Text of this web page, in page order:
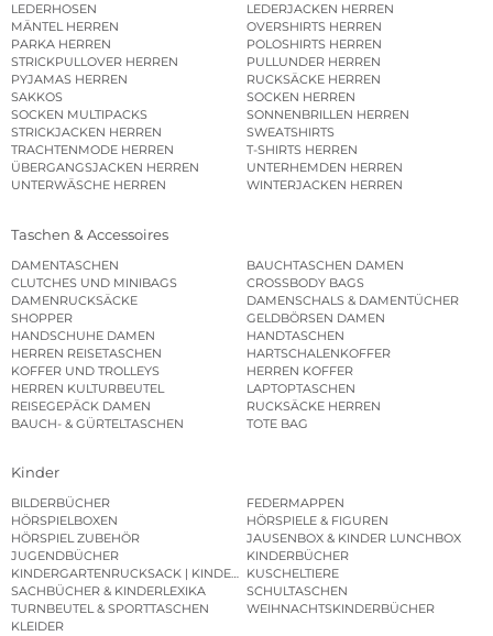
LEDERHOSEN
LEDERJACKEN HERREN
MÄNTEL HERREN
OVERSHIRTS HERREN
PARKA HERREN
POLOSHIRTS HERREN
STRICKPULLOVER HERREN
PULLUNDER HERREN
PYJAMAS HERREN
RUCKSÄCKE HERREN
SAKKOS
SOCKEN HERREN
SOCKEN MULTIPACKS
SONNENBRILLEN HERREN
STRICKJACKEN HERREN
SWEATSHIRTS
TRACHTENMODE HERREN
T-SHIRTS HERREN
ÜBERGANGSJACKEN HERREN
UNTERHEMDEN HERREN
UNTERWÄSCHE HERREN
WINTERJACKEN HERREN
Taschen & Accessoires
DAMENTASCHEN
BAUCHTASCHEN DAMEN
CLUTCHES UND MINIBAGS
CROSSBODY BAGS
DAMENRUCKSÄCKE
DAMENSCHALS & DAMENTÜCHER
SHOPPER
GELDBÖRSEN DAMEN
HANDSCHUHE DAMEN
HANDTASCHEN
HERREN REISETASCHEN
HARTSCHALENKOFFER
KOFFER UND TROLLEYS
HERREN KOFFER
HERREN KULTURBEUTEL
LAPTOPTASCHEN
REISEGEPÄCK DAMEN
RUCKSÄCKE HERREN
BAUCH- & GÜRTELTASCHEN
TOTE BAG
Kinder
BILDERBÜCHER
FEDERMAPPEN
HÖRSPIELBOXEN
HÖRSPIELE & FIGUREN
HÖRSPIEL ZUBEHÖR
JAUSENBOX & KINDER LUNCHBOX
JUGENDBÜCHER
KINDERBÜCHER
KINDERGARTENRUCKSACK | KINDERGARTENBEUTEL
KUSCHELTIERE
SACHBÜCHER & KINDERLEXIKA
SCHULTASCHEN
TURNBEUTEL & SPORTTASCHEN
WEIHNACHTSKINDERBÜCHER
KLEIDER